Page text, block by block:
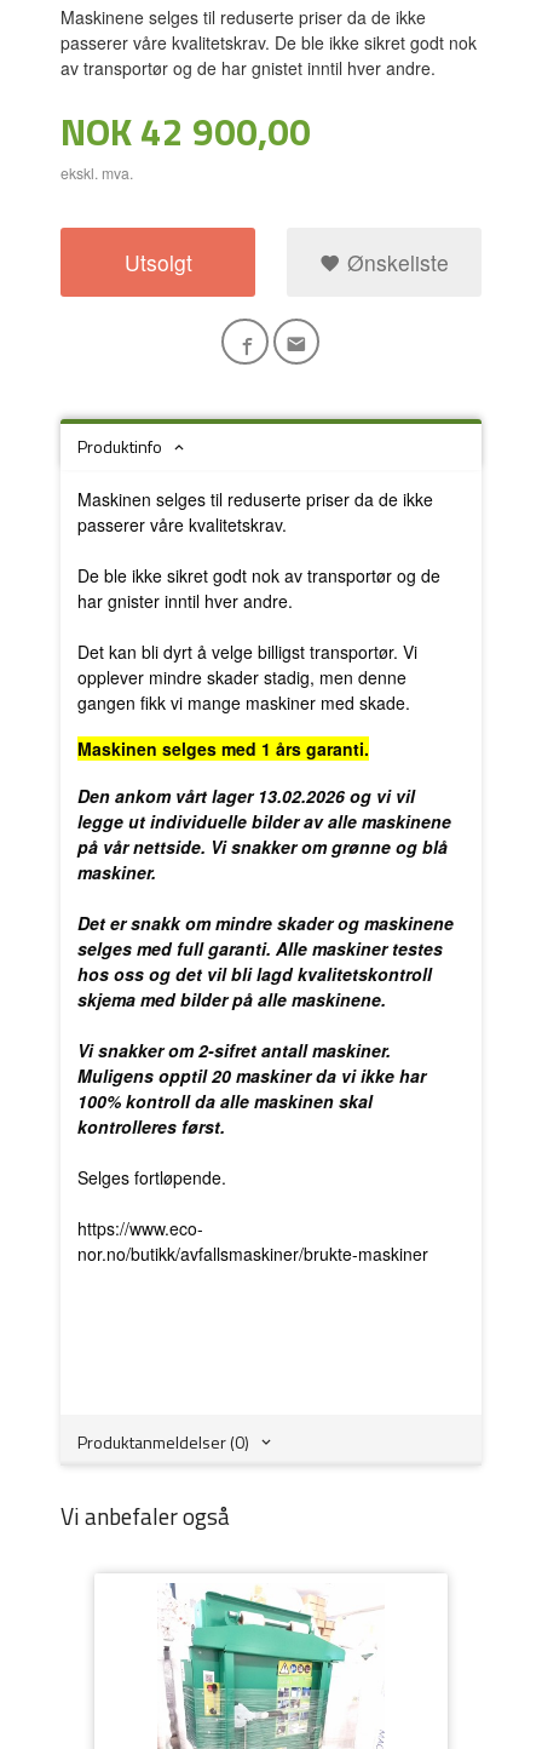
Maskinene selges til reduserte priser da de ikke
passerer våre kvalitetskrav. De ble ikke sikret godt nok
av transportør og de har gnistet inntil hver andre.
Pris
NOK42 900,00
ekskl. mva.
Utsolgt Ønskeliste
Produktinfo
Maskinen selges til reduserte priser da de ikke
passerer våre kvalitetskrav.
De ble ikke sikret godt nok av transportør og de
har gnister inntil hver andre.
Det kan bli dyrt å velge billigst transportør. Vi
opplever mindre skader stadig, men denne
gangen fikk vi mange maskiner med skade.
Maskinen selges med 1 års garanti.
Den ankom vårt lager 13.02.2026 og vi vil
legge ut individuelle bilder av alle maskinene
på vår nettside. Vi snakker om grønne og blå
maskiner.
Det er snakk om mindre skader og maskinene
selges med full garanti. Alle maskiner testes
hos oss og det vil bli lagd kvalitetskontroll
skjema med bilder på alle maskinene.
Vi snakker om 2-sifret antall maskiner.
Muligens opptil 20 maskiner da vi ikke har
100% kontroll da alle maskinen skal
kontrolleres først.
Selges fortløpende.
https://www.eco-
nor.no/butikk/avfallsmaskiner/brukte-maskiner
Produktanmeldelser (0)
Vi anbefaler også